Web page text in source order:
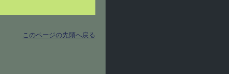
このページの先頭へ戻る